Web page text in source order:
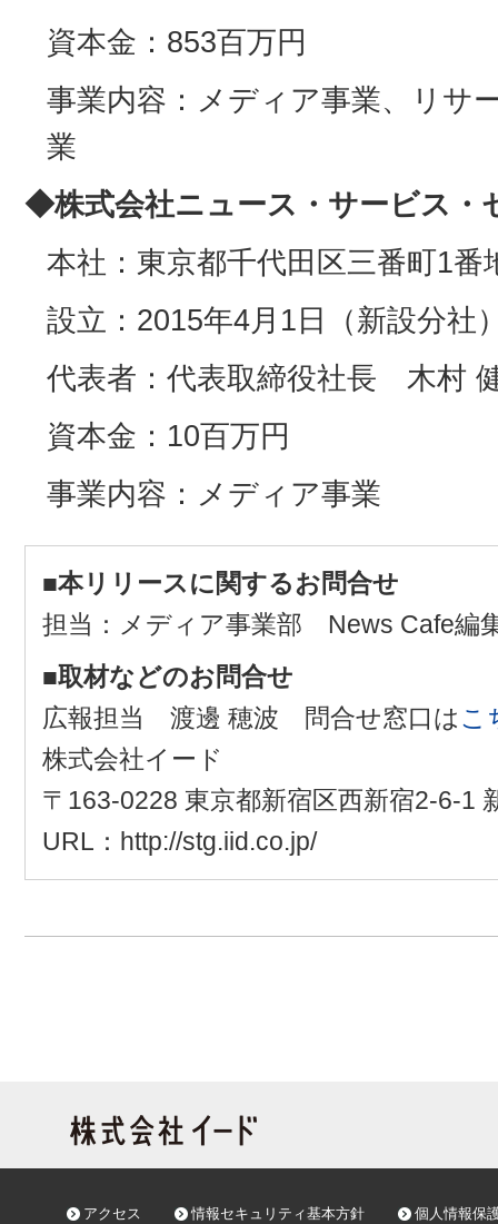
資本金：853百万円
事業内容：メディア事業、リサ
業
◆株式会社ニュース・サービス・
本社：東京都千代田区三番町1番
設立：2015年4月1日（新設分社
代表者：代表取締役社長 木村
資本金：10百万円
事業内容：メディア事業
■本リリースに関するお問合せ
担当：メディア事業部 News Cafe
■取材などのお問合せ
広報担当 渡邊 穂波 問合せ窓口はこ
株式会社イード
〒163-0228 東京都新宿区西新宿2-6-1
URL：http://stg.iid.co.jp/
アクセス 情報セキュリティ基本方針 個人情報保